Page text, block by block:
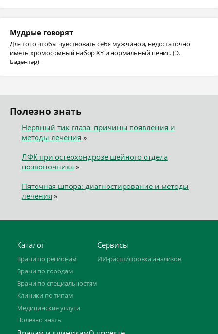
Мудрые говорят
Для того чтобы чувствовать себя мужчиной, недостаточно
иметь хромосомный набор XY и нормальный пенис. (Э.
Бадентэр)
Полезно знать
Нервный тик глаза: причины появления и
методы лечения »
ЛФК при остеохондрозе шейного отдела
позвоночника»
Пяточная шпора: диагностирование и методы
лечения »
Каталог
Врачи по регионам
Врачи по городам
Врачи по специальностям
Клиники по типам
Медицинские услуги
Полезно знать
Сервисы
ИИ-расшифровка анализов